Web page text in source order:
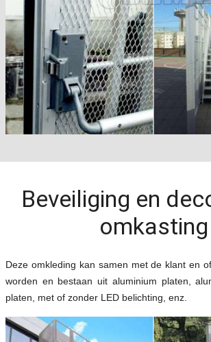
Beveiliging en
omkasting
Deze omkleding kan samen met de klant en
worden en bestaan uit aluminium platen,
platen, met of zonder LED belichting, enz.